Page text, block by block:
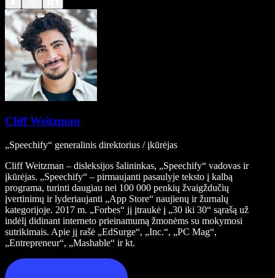
Cliff Weitzman
„Speechify“ generalinis direktorius / įkūrėjas
Cliff Weitzman – disleksijos šalininkas, „Speechify“ vadovas ir
įkūrėjas. „Speechify“ – pirmaujanti pasaulyje teksto į kalbą
programa, turinti daugiau nei 100 000 penkių žvaigždučių
įvertinimų ir lyderiaujanti „App Store“ naujienų ir žurnalų
kategorijoje. 2017 m. „Forbes“ jį įtraukė į „30 iki 30“ sąrašą už
indėlį didinant interneto prieinamumą žmonėms su mokymosi
sutrikimais. Apie jį rašė „EdSurge“, „Inc.“, „PC Mag“,
„Entrepreneur“, „Mashable“ ir kt.